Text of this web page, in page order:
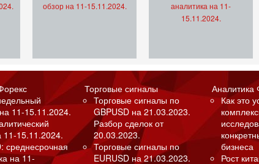
обзор на 11-15.11.2024.
аналитика на 11-
15.11.2024.
11-15.11.2024.
11-15.11.2024.
среднесрочная
на 11-
Торговые сигналы
Торговые сигналы по
GBPUSD на 21.03.2023.
Разбор сделок от
20.03.2023.
Торговые сигналы по
EURUSD на 21.03.2023.
Аналитика
Как это
бизнеса
Рост